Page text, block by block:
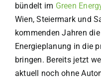
bündelt im Green
Wien, Steiermark und
kommenden Jahren
Energieplanung in die
bringen. Bereits jetzt
aktuell noch ohne